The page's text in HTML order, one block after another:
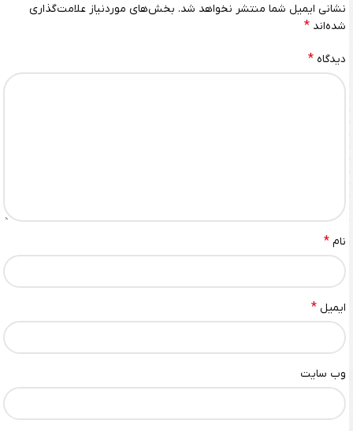
نشانی ایمیل شما منتشر نخواهد شد. بخش‌های موردنیاز علامت‌گذاری
شده‌اند *
دیدگاه *
نام *
ایمیل *
وب‌ سایت